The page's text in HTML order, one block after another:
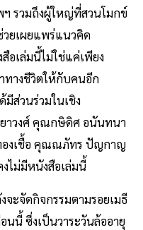
ฯ รวมถึงผู้ใหญ่ที่สวนโมกข์
วยเผยแพร่แนวคิด
อเล่มนี้ไม่ใช่แค่เพียง
ทางชีวิตให้กับคนอีก
ส่วนร่วมในเชิง
าวงศ์ คุณกษิดิศ อนันทนา
องเชื้อ คุณณภัทร ปัญกาญ
ไม่มีหนังสือเล่มนี้
ะจัดกิจกรรมตามรอยเมธี
นนี้ ซึ่งเป็นวาระวันล้ออายุ